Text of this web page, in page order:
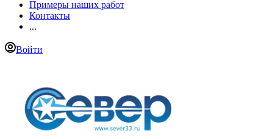
Примеры наших работ
Контакты
...
Войти